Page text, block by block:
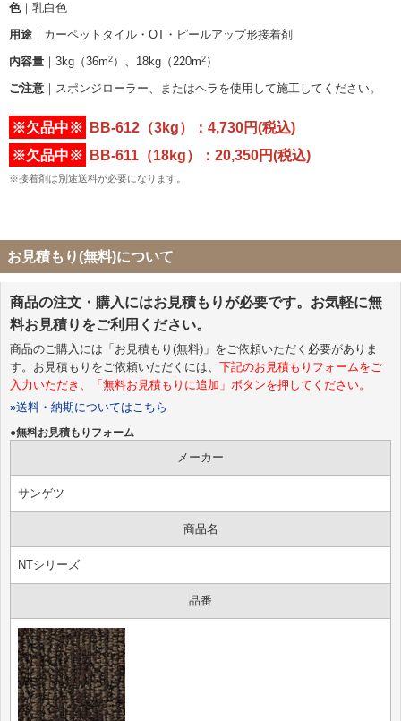
色｜乳白色
用途 ｜カーペットタイル・OT・ピールアップ形接着剤
内容量 ｜3kg（36m2 ）、18kg（220m2 ）
ご注意 ｜スポンジローラー、またはヘラを使用して施工してください。
※欠品中※
BB-612（3kg）：4,730円(税込)
※欠品中※
BB-611（18kg）：20,350円(税込)
※接着剤は別途送料が必要になります。
お見積もり(無料)について
商品の注文・購入にはお見積もりが必要です。お気軽に無
料お見積りをご利用ください。
商品のご購入には「お見積もり(無料)」をご依頼いただく必要がありま
す。お見積もりをご依頼いただくには、 下記のお見積もりフォームをご
入力いただき、「無料お見積もりに追加」ボタンを押してください。
»送料・納期についてはこちら
●無料お見積もりフォーム
メーカー
サンゲツ
商品名
NTシリーズ
品番